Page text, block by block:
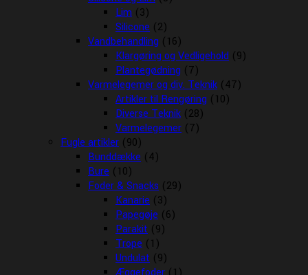
Lim (3)
Silicone (2)
Vandbehandling (16)
Klargøring og Vedligehold (9)
Plantegødning (7)
Varmelegemer og div. Teknik (47)
Artikler til Rengøring (10)
Diverse Teknik (28)
Varmelegemer (7)
Fugle artikler (90)
Bunddække (4)
Bure (10)
Foder & Snacks (29)
Kanarie (3)
Papegøje (6)
Parakit (9)
Trope (1)
Undulat (9)